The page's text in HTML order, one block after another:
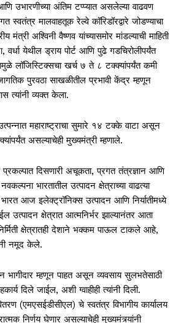
उभारणीच्या अंतिम टप्प्यात असलेल्या वाढवण
स्वतंत्र मालवाहतूक रेल्वे कॉरिडॉरद्वारे जोडण्याचा
मंत्री अश्विनी वैष्णव यांच्यासमोर मांडल्याची माहिती
वर्धा येथील ड्राय पोर्ट आणि पुढे गडचिरोलीपर्यंत
लॉजिस्टिक्सचा खर्च ७ ते ८ टक्क्यांपर्यंत कमी
पुरवठा साखळीतील प्रभावी केंद्र म्हणून
त्यांनी व्यक्त केला.
महाराष्ट्राचा सुमारे १४ टक्के वाटा असून
असल्याचेही मुख्यमंत्री म्हणाले.
प्रकल्पात दिसणारी अचूकता, प्रगत तंत्रज्ञान आणि
भारतातील उत्पादन क्षेत्राच्या वाढत्या
आज इलेक्ट्रॉनिक्स उत्पादन आणि निर्यातीमध्ये
उत्पादन क्षेत्रात आत्मनिर्भर झाल्यानंतर आता
क्षेत्रातही देशाने भक्कम पाऊल टाकले आहे,
नमूद केले.
भागीदार म्हणून पाहत असून व्यवसाय सुलभतेसाठी
दिले जाईल, अशी ग्वाहीही त्यांनी दिली.
(एमएसईडीसीएल) चे स्वतंत्र विभागीय कार्यालय
निर्णय घेणार असल्याचेही मुख्यमंत्र्यांनी